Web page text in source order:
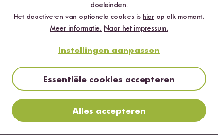
sind sie für den dauerhaften gebrauch gedacht?
0personen vonden deze beoordeling nuttig
Toon antwoorden
doeleinden.
Het deactiveren van optionele cookies is hier op elk moment.
Meer informatie. Naar het impressum.
Instellingen aanpassen
Essentiële cookies accepteren
Alles accepteren